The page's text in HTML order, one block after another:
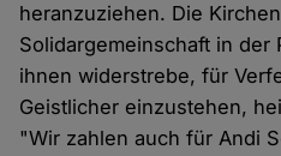
heranzuziehen. Die
Solidargemeinschaft in der
ihnen widerstrebe, für
Geistlicher einzustehen,
"Wir zahlen auch für Andi